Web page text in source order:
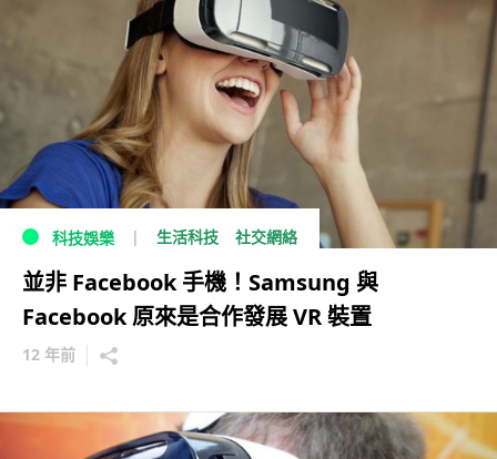
科技娛樂 生活科技 社交網絡
並非 Facebook 手機！Samsung 與
Facebook 原來是合作發展 VR 裝置
12 年前